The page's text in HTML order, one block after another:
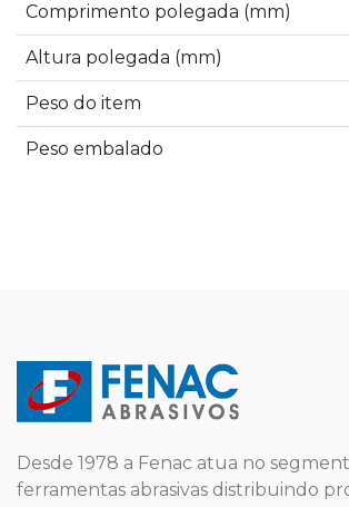
Comprimento polegada (mm)
Altura polegada (mm)
Peso do item
Peso embalado
Desde 1978 a Fenac atua no
ferramentas abrasivas distribuindo